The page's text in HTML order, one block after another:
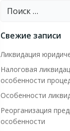
Найти:
Свежие записи
Ликвидация
Налоговая
особенности
Особенности
Реорганизация
особенности